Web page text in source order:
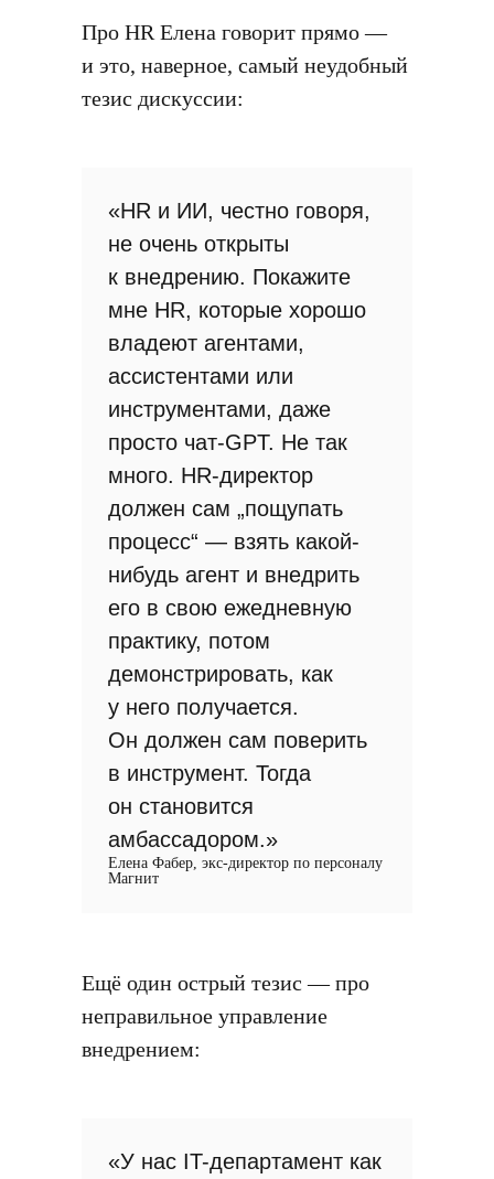
Про HR Елена говорит прямо —
и это, наверное, самый неудобный
тезис дискуссии:
«HR и ИИ, честно говоря,
не очень открыты
к внедрению. Покажите
мне HR, которые хорошо
владеют агентами,
ассистентами или
инструментами, даже
просто чат-GPT. Не так
много. HR-директор
должен сам „пощупать
процесс“ — взять какой-
нибудь агент и внедрить
его в свою ежедневную
практику, потом
демонстрировать, как
у него получается.
Он должен сам поверить
в инструмент. Тогда
он становится
амбассадором.»
Елена Фабер, экс-директор по персоналу
Магнит
Ещё один острый тезис — про
неправильное управление
внедрением:
«У нас IT-департамент как